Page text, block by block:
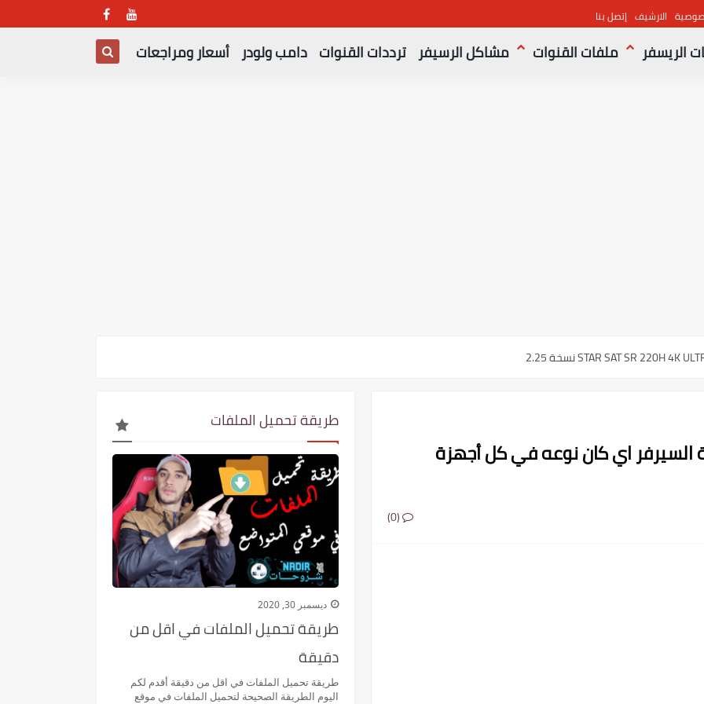
الارشيف إتصل بنا
الريسفر ملفات القنوات مشاكل الرسيفر ترددات القنوات دامب ولودر أسعار ومراجعات
..القنوات الناقلة والمعلقين
السيرفر اي كان نوعه في كل أجهزة
(0)
طريقة تحميل الملفات
ديسمبر 30, 2020
طريقة تحميل الملفات في اقل من
دقيقة
طريقة تحميل الملفات في اقل من دقيقة أقدم لكم
اليوم الطريقة الصحيحة لتحميل الملفات في موقع